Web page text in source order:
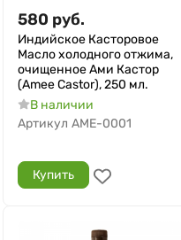
580 руб.
Индийское Касторовое
Масло холодного отжима,
очищенное Ами Кастор
(Amee Castor), 250 мл.
В наличии
Артикул AME-0001
Купить